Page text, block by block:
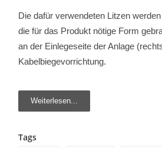
Die dafür verwendeten Litzen
die für das Produkt nötige Form
an der Einlegeseite der Anlage
Kabelbiegevorrichtung.
Weiterlesen...
Tags